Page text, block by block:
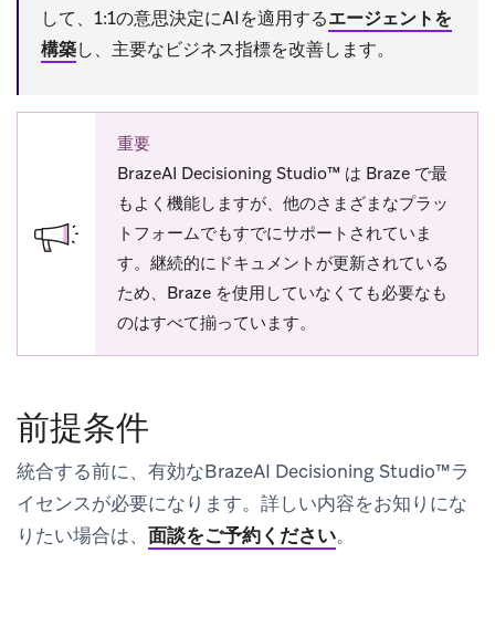
して、1:1の意思決定にAIを適用するエージェントを
構築し、主要なビジネス指標を改善します。
重要
BrazeAI Decisioning Studio™ は Braze で最
もよく機能しますが、他のさまざまなプラッ
トフォームでもすでにサポートされていま
す。継続的にドキュメントが更新されている
ため、Braze を使用していなくても必要なも
のはすべて揃っています。
前提条件
統合する前に、有効なBrazeAI Decisioning Studio™ラ
イセンスが必要になります。詳しい内容をお知りにな
りたい場合は、 面談をご予約ください。